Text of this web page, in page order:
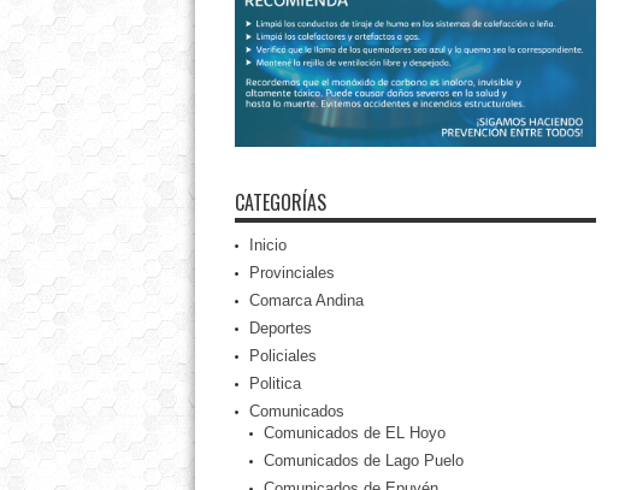
CATEGORÍAS
Inicio
Provinciales
Comarca Andina
Deportes
Policiales
Politica
Comunicados
Comunicados de EL Hoyo
Comunicados de Lago Puelo